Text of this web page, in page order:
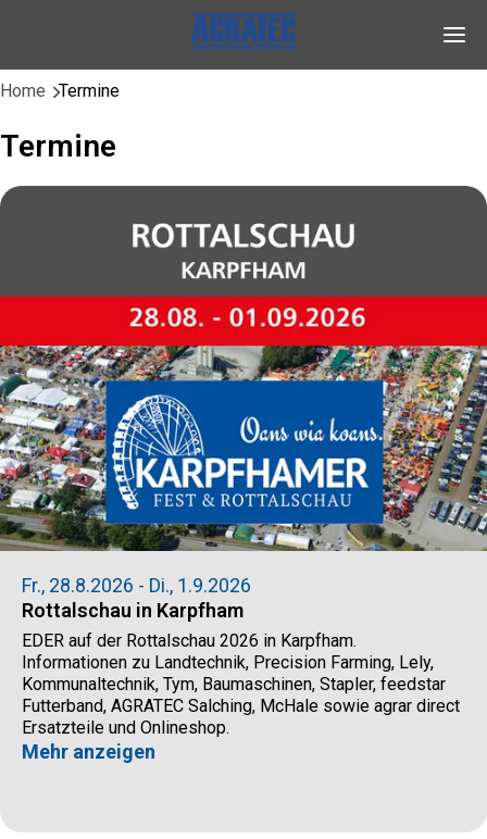
Skip to content
Home Termine
Termine
Fr., 28.8.2026 - Di., 1.9.2026
Rottalschau in Karpfham
EDER auf der Rottalschau 2026 in Karpfham.
Informationen zu Landtechnik, Precision Farming, Lely,
Kommunaltechnik, Tym, Baumaschinen, Stapler, feedstar
Futterband, AGRATEC Salching, McHale sowie agrar direct
Ersatzteile und Onlineshop.
Mehr anzeigen